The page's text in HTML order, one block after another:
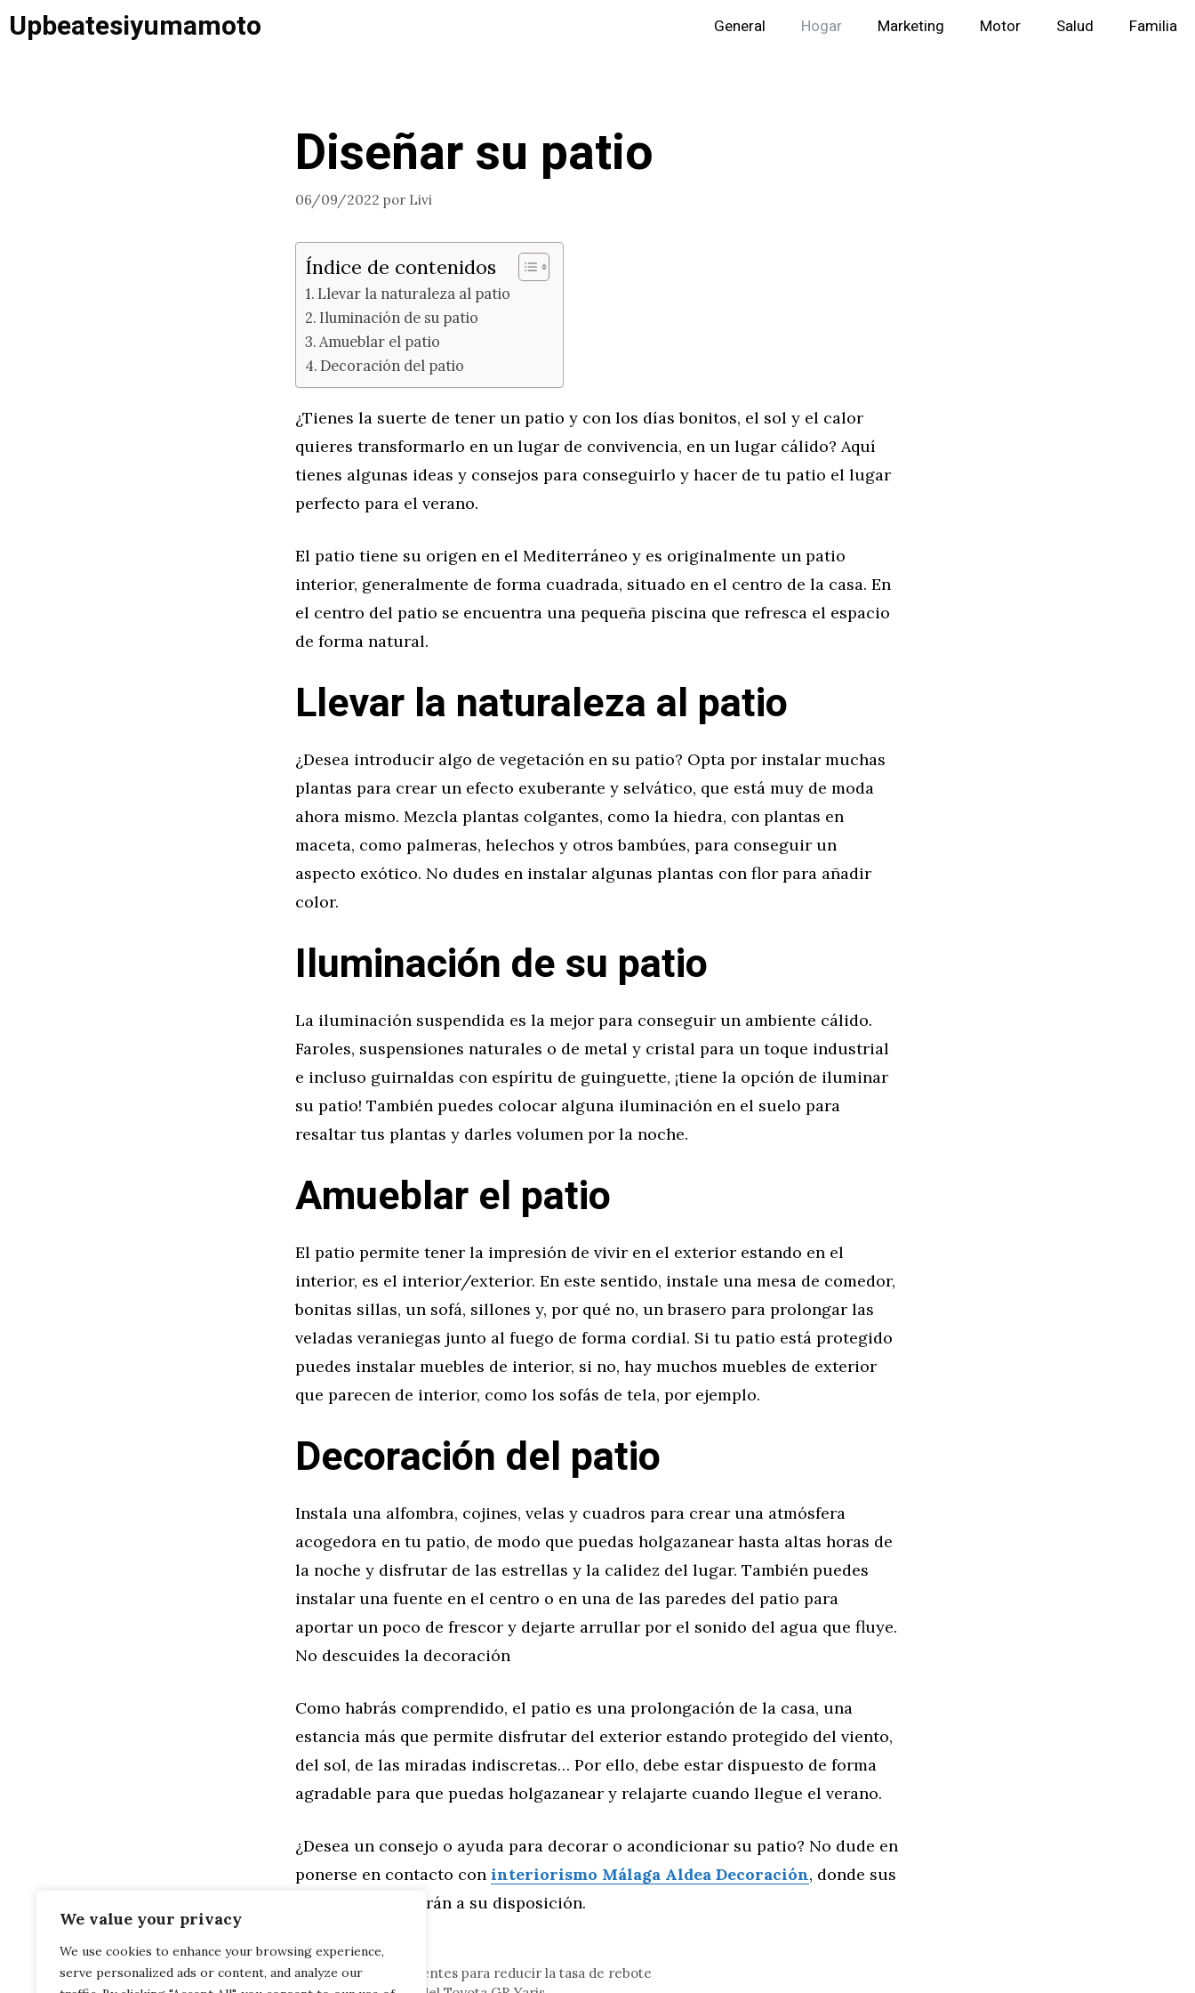
We value your privacy
We use cookies to enhance your browsing experience,
serve personalized ads or content, and analyze our
Saltar
Upbeatesiyumamoto General Hogar Marketing Motor Salud Familia
Diseñar su patio
06/09/2022 por Livi
Índice de contenidos
Llevar la naturaleza al patio
Iluminación de su patio
Amueblar el patio
Decoración del patio
¿Tienes la suerte de tener un patio y con los días bonitos, el sol y el calor
quieres transformarlo en un lugar de convivencia, en un lugar cálido? Aquí
tienes algunas ideas y consejos para conseguirlo y hacer de tu patio el lugar
perfecto para el verano.
El patio tiene su origen en el Mediterráneo y es originalmente un patio
interior, generalmente de forma cuadrada, situado en el centro de la casa. En
el centro del patio se encuentra una pequeña piscina que refresca el espacio
de forma natural.
Llevar la naturaleza al patio
¿Desea introducir algo de vegetación en su patio? Opta por instalar muchas
plantas para crear un efecto exuberante y selvático, que está muy de moda
ahora mismo. Mezcla plantas colgantes, como la hiedra, con plantas en
maceta, como palmeras, helechos y otros bambúes, para conseguir un
aspecto exótico. No dudes en instalar algunas plantas con flor para añadir
color.
Iluminación de su patio
La iluminación suspendida es la mejor para conseguir un ambiente cálido.
Faroles, suspensiones naturales o de metal y cristal para un toque industrial
e incluso guirnaldas con espíritu de guinguette, ¡tiene la opción de iluminar
su patio! También puedes colocar alguna iluminación en el suelo para
resaltar tus plantas y darles volumen por la noche.
Amueblar el patio
El patio permite tener la impresión de vivir en el exterior estando en el
interior, es el interior/exterior. En este sentido, instale una mesa de comedor,
bonitas sillas, un sofá, sillones y, por qué no, un brasero para prolongar las
veladas veraniegas junto al fuego de forma cordial. Si tu patio está protegido
puedes instalar muebles de interior, si no, hay muchos muebles de exterior
que parecen de interior, como los sofás de tela, por ejemplo.
Decoración del patio
Instala una alfombra, cojines, velas y cuadros para crear una atmósfera
acogedora en tu patio, de modo que puedas holgazanear hasta altas horas de
la noche y disfrutar de las estrellas y la calidez del lugar. También puedes
instalar una fuente en el centro o en una de las paredes del patio para
aportar un poco de frescor y dejarte arrullar por el sonido del agua que fluye.
No descuides la decoración
Como habrás comprendido, el patio es una prolongación de la casa, una
estancia más que permite disfrutar del exterior estando protegido del viento,
del sol, de las miradas indiscretas… Por ello, debe estar dispuesto de forma
agradable para que puedas holgazanear y relajarte cuando llegue el verano.
¿Desea un consejo o ayuda para decorar o acondicionar su patio? No dude en
ponerse en contacto con interiorismo Málaga Aldea Decoración, donde sus
diseñadores estarán a su disposición.
Categorías
Hogar
Consejos inteligentes para reducir la tasa de rebote